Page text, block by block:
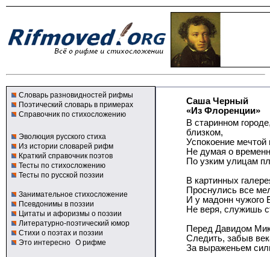
Словарь разновидностей рифмы
Поэтический словарь в примерах
Справочник по стихосложению
Эволюция русского стиха
Из истории словарей рифм
Краткий справочник поэтов
Тесты по стихосложению
Тесты по русской поэзии
Занимательное стихосложение
Псевдонимы в поэзии
Цитаты и афоризмы о поэзии
Литературно-поэтический юмор
Стихи о поэтах и поэзии
Это интересно О рифме
Саша Черный
«Из Флоренции»
В старинном
близком,
Успокоение
Не думая о
По узким улицам
В картинных
Проснулись все
И у мадонн чужого
Не веря, служишь
Перед Давидом
Следить, забыв
За выраженьем